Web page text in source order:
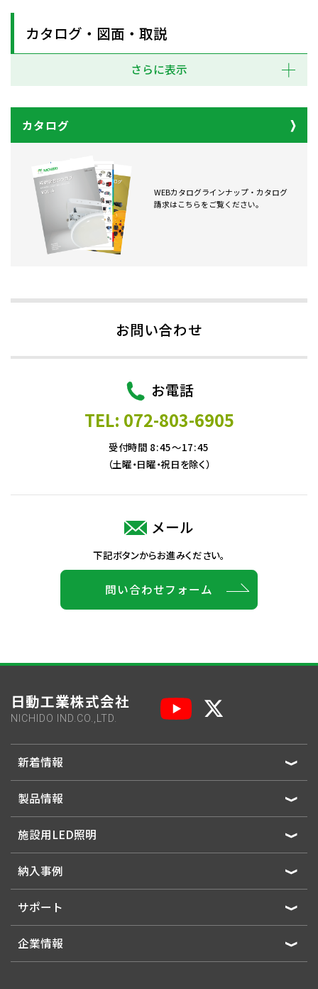
カタログ・図面・取説
さらに表示
カタログ
WEBカタログラインナップ・カタログ
請求はこちらをご覧ください。
お問い合わせ
お電話
TEL: 072-803-6905
受付時間 8:45～17:45
（土曜・日曜・祝日を除く）
メール
下記ボタンからお進みください。
問い合わせフォーム
日動工業株式会社
NICHIDO IND.CO.,LTD.
新着情報
製品情報
施設用LED照明
納入事例
サポート
企業情報